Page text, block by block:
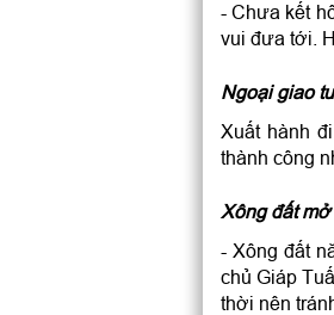
- Chưa kết
vui đưa tới.
Ngoại giao
Xuất hành
thành công
Xông đất
- Xông đất
chủ Giáp
thời nên